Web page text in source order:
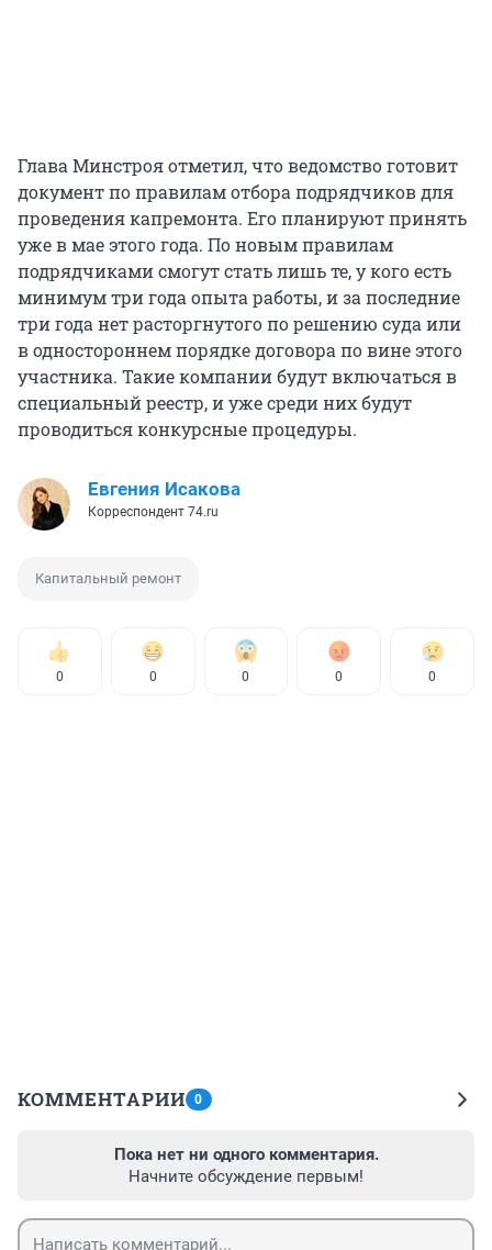
Глава Минстроя отметил, что ведомство готовит
документ по правилам отбора подрядчиков для
проведения капремонта. Его планируют принять
уже в мае этого года. По новым правилам
подрядчиками смогут стать лишь те, у кого есть
минимум три года опыта работы, и за последние
три года нет расторгнутого по решению суда или
в одностороннем порядке договора по вине этого
участника. Такие компании будут включаться в
специальный реестр, и уже среди них будут
проводиться конкурсные процедуры.
Евгения Исакова
Корреспондент 74.ru
Капитальный ремонт
0 0 0 0 0
КОММЕНТАРИИ 0
Пока нет ни одного комментария.
Начните обсуждение первым!